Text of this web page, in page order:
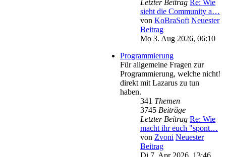
Letzter Beitrag Re: Wie
sieht die Community a…
von KoBraSoft Neuester
Beitrag
Mo 3. Aug 2026, 06:10
Programmierung
Für allgemeine Fragen zur
Programmierung, welche nicht!
direkt mit Lazarus zu tun
haben.
341 Themen
3745 Beiträge
Letzter Beitrag Re: Wie
macht ihr euch "spont…
von Zvoni Neuester
Beitrag